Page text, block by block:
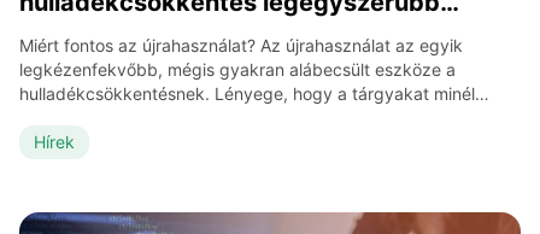
útja
Miért fontos az újrahasználat? Az újrahasználat az egyik
legkézenfekvőbb, mégis gyakran alábecsült eszköze a
hulladékcsökkentésnek. Lényege, hogy a tárgyakat minél
kidobnánk őket. Ezzel nemcsak a hulladék mennyiségét
évente csak néhány darab használati tárgyat továbbadna […]
Hírek